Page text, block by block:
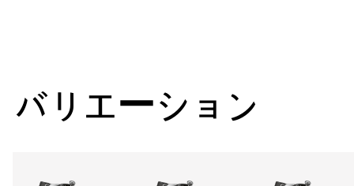
バリエーション